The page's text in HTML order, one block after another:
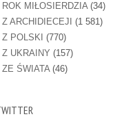
ROK MIŁOSIERDZIA(34)
Z ARCHIDIECEJI (1 581)
Z POLSKI (770)
Z UKRAINY (157)
ZE ŚWIATA(46)